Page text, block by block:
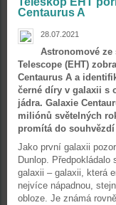
Centaurus A
28.07.2021
Astronomové ze
Telescope (EHT)
Centaurus A a
černé díry v galaxii s
jádra. Galaxie
miliónů světelných
promítá do souhvězdí
Jako první galaxii
Dunlop.
galaxii – galaxii, která
nejvíce nápadnou,
obloze. Je známá